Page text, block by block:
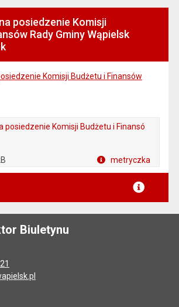
posiedzenie Komisji
Rady Gminy Wąpielsk
Komisji Budżetu i Finansów
posiedzenie Komisji Budżetu i Finansó
metryczka
Biuletynu